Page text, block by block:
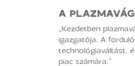
A
„Kezdetben
igazgatója. A
technológiaváltást,
piac számára.”